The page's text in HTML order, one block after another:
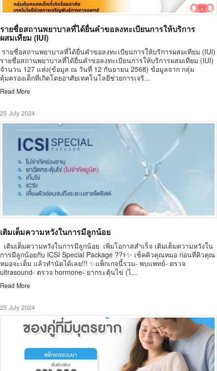
รายชื่อสถานพยาบาลที่ได้ยื่นคำขอลงทะเบียนการให้บริการ
ผสมเทียม (IUI)
รายชื่อสถานพยาบาลที่ได้ยื่นคำขอลงทะเบียนการให้บริการผสมเทียม (IUI)
รายชื่อสถานพยาบาลที่ได้ยื่นคำขอลงทะเบียนการให้บริการผสมเทียม (IUI)
จำนวน 127 แห่ง(ข้อมูล ณ วันที่ 12 กันยายน 2568) ข้อมูลจาก กลุ่ม
คุ้มครองเด็กที่เกิดโดยอาศัยเทคโนโลยีช่วยการเจริ...
Read More
25 July 2024
เติมเต็มความหวังในการมีลูกน้อย
เติมเต็มความหวังในการมีลูกน้อย เพิ่มโอกาสสำเร็จ เติมเต็มความหวังใน
การมีลูกน้อยกับ ICSI Special Package ??‍⚕️✨ เช็คคิวคุณหมอ ก่อนที่คิวคุณ
หมอจะเต็ม แล้วทำนัดได้เลย!!! ✨แพ็กเกจนี้รวม- พบแพทย์- ตรวจ
ultrasound- ตรวจ hormone- ยากระตุ้นไข่ (ไ...
Read More
25 July 2024